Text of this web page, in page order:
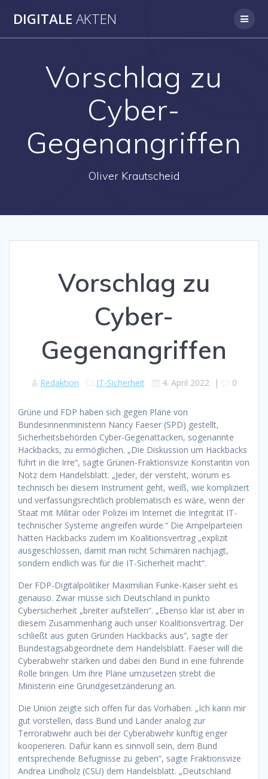
DIGITALE AKTEN
Vorschlag zu
Cyber-
Gegenangriffen
Oliver Krautscheid
Vorschlag zu
Cyber-
Gegenangriffen
Redaktion IT-Sicherheit 4. April 2022 | 0
Grüne und FDP haben sich gegen Pläne von
Bundesinnenministerin Nancy Faeser (SPD) gestellt,
Sicherheitsbehörden Cyber-Gegenattacken, sogenannte
Hackbacks, zu ermöglichen. „Die Diskussion um Hackbacks
führt in die Irre“, sagte Grünen-Fraktionsvize Konstantin von
Notz dem Handelsblatt. „Jeder, der versteht, worum es
technisch bei diesem Instrument geht, weiß, wie kompliziert
und verfassungsrechtlich problematisch es wäre, wenn der
Staat mit Militär oder Polizei im Internet die Integrität IT-
technischer Systeme angreifen würde.“ Die Ampelparteien
hätten Hackbacks zudem im Koalitionsvertrag „explizit
ausgeschlossen, damit man nicht Schimären nachjagt,
sondern endlich was für die IT-Sicherheit macht“.
Der FDP-Digitalpolitiker Maximilian Funke-Kaiser sieht es
genauso. Zwar müsse sich Deutschland in punkto
Cybersicherheit „breiter aufstellen“. „Ebenso klar ist aber in
diesem Zusammenhang auch unser Koalitionsvertrag. Der
schließt aus guten Gründen Hackbacks aus”, sagte der
Bundestagsabgeordnete dem Handelsblatt. Faeser will die
Cyberabwehr stärken und dabei den Bund in eine führende
Rolle bringen. Um ihre Pläne umzusetzen strebt die
Ministerin eine Grundgesetzänderung an.
Die Union zeigte sich offen für das Vorhaben. „Ich kann mir
gut vorstellen, dass Bund und Länder analog zur
Terrorabwehr auch bei der Cyberabwehr künftig enger
kooperieren. Dafür kann es sinnvoll sein, dem Bund
entsprechende Befugnisse zu geben“, sagte Fraktionsvize
Andrea Lindholz (CSU) dem Handelsblatt. „Deutschland